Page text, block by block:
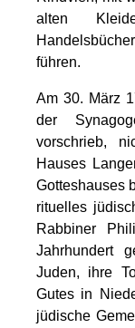
alten
führen.
Am 30. März
der
vorschrieb,
Hauses
Gotteshauses
rituelles
Rabbiner
Jahrhundert
Juden, ihre
Gutes in
jüdische